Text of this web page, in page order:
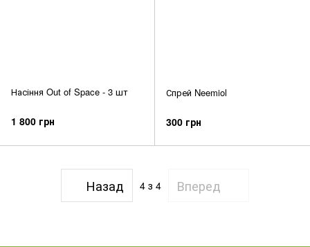
Насіння Out of Space - 3 шт
1 800 грн
Спрей Neemiol
300 грн
Назад 4 з 4 Вперед